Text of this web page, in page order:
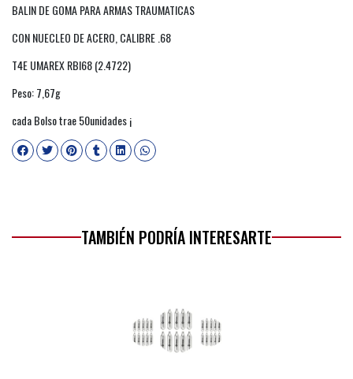
BALIN DE GOMA PARA ARMAS TRAUMATICAS
CON NUECLEO DE ACERO, CALIBRE .68
T4E UMAREX RBI68 (2.4722)
Peso: 7,67g
cada Bolso trae 50unidades ¡
TAMBIÉN PODRÍA INTERESARTE